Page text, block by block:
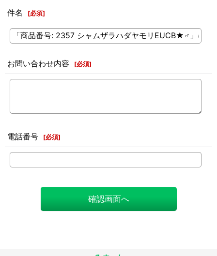
件名 [必須]
お問い合わせ内容 [必須]
電話番号 [必須]
確認画面へ